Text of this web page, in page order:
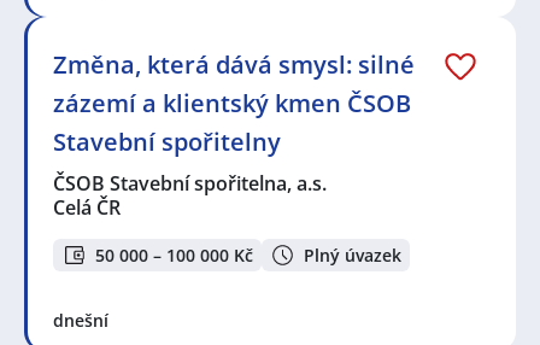
Změna, která dává smysl: silné
zázemí a klientský kmen ČSOB
Stavební spořitelny
ČSOB Stavební spořitelna, a.s.
Celá ČR
50 000 – 100 000 Kč Plný úvazek
dnešní